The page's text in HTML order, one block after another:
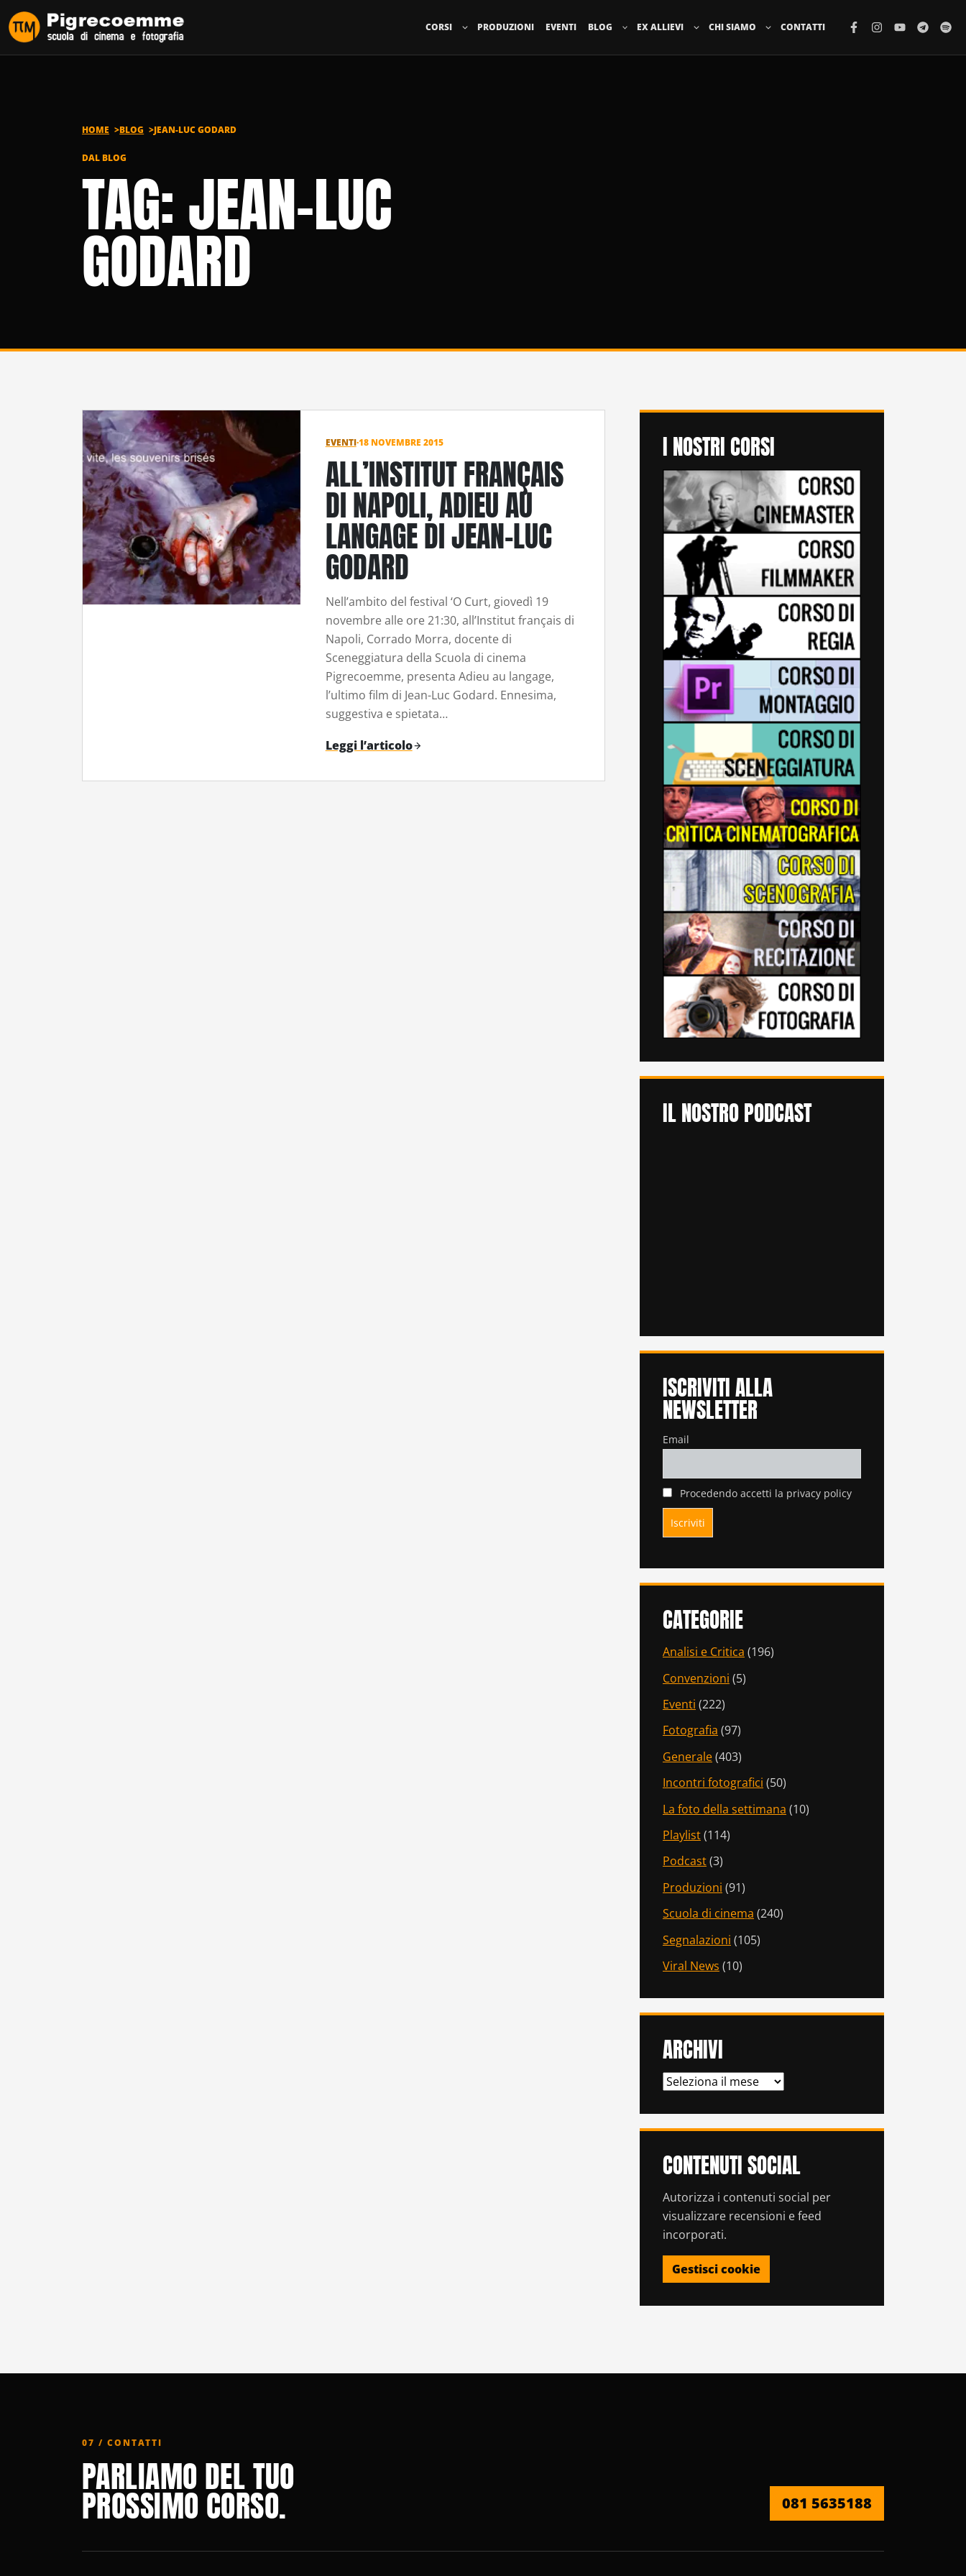
Vai al contenuto
CORSI PRODUZIONI EVENTI BLOG EX ALLIEVI CHI SIAMO CONTATTI
HOME BLOG JEAN-LUC GODARD
DAL BLOG
TAG: JEAN-LUC
GODARD
EVENTI·18 NOVEMBRE 2015
ALL’INSTITUT FRANÇAIS
DI NAPOLI, ADIEU AU
LANGAGE DI JEAN-LUC
GODARD
Nell’ambito del festival ‘O Curt, giovedì 19
novembre alle ore 21:30, all’Institut français di
Napoli, Corrado Morra, docente di
Sceneggiatura della Scuola di cinema
Pigrecoemme, presenta Adieu au langage,
l’ultimo film di Jean-Luc Godard. Ennesima,
suggestiva e spietata…
Leggi l’articolo
I NOSTRI CORSI
IL NOSTRO PODCAST
ISCRIVITI ALLA
NEWSLETTER
Email
Procedendo accetti la privacy policy
CATEGORIE
Analisi e Critica (196)
Convenzioni (5)
Eventi (222)
Fotografia (97)
Generale(403)
Incontri fotografici (50)
La foto della settimana (10)
Playlist(114)
Podcast(3)
Produzioni (91)
Scuola di cinema (240)
Segnalazioni (105)
Viral News (10)
ARCHIVI
ARCHIVI
CONTENUTI SOCIAL
Autorizza i contenuti social per
visualizzare recensioni e feed
incorporati.
Gestisci cookie
07 / CONTATTI
PARLIAMO DEL TUO
PROSSIMO CORSO. 081 5635188